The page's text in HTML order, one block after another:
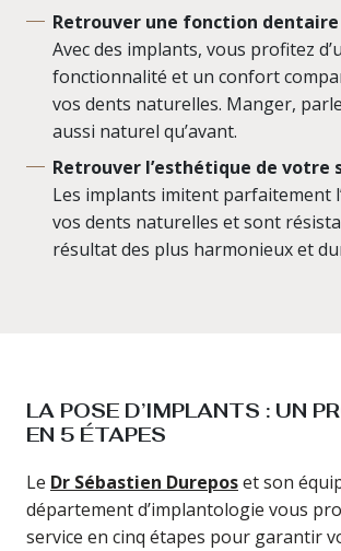
Retrouver une fonction
Avec des implants, vous profitez
fonctionnalité et un confort
vos dents naturelles. Manger,
aussi naturel qu’avant.
Retrouver l’esthétique de votre
Les implants imitent parfaitement
vos dents naturelles et sont
résultat des plus harmonieux et
LA POSE D’IMPLANTS : UN
EN 5 ÉTAPES
Le Dr Sébastien Dureposet son
département d’implantologie vous
service en cinq étapes pour garantir